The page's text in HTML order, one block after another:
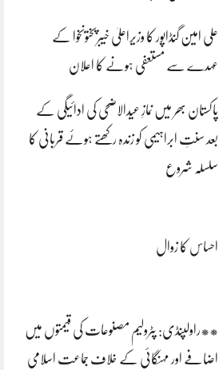
علی امین گنڈاپور کا وزیراعلیٰ خیبرپختونخوا کے
عہدے سے مستعفی ہونے کا اعلان
پاکستان بھر میں نمازِ عیدالاضحی کی ادائیگی کے
بعد سنتِ ابراہیمی کو زندہ رکھتے ہوئے قربانی کا
سلسلہ شروع
احساس کا زوال
**راولپنڈی: پٹرولیم مصنوعات کی قیمتوں میں
اضافے اور مہنگائی کے خلاف جماعت اسلامی